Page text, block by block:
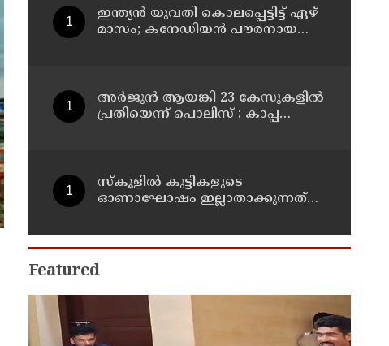
ഇന്ത്യന്‍ യുവതി കൊലപ്പെട്ടിട്ട് ഏഴ്
മാസം; കനേഡിയന്‍ പൗരനായ
അര്‍ജുന്‍ ആയങ്കി 23 കേസുകളില്‍
പ്രതിയെന്ന് പൊലിസ് : കാപ്പ
സ്‌കൂളില്‍ കുട്ടികളുടെ
ഓണാഘോഷം ഇല്ലാതാക്കുന്നത്
മാറ്റിയത് തിരുത്തുമോ?
Featured